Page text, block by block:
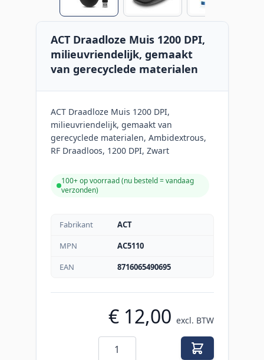
ACT Draadloze Muis 1200 DPI,
milieuvriendelijk, gemaakt
van gerecyclede materialen
ACT Draadloze Muis 1200 DPI,
milieuvriendelijk, gemaakt van
gerecyclede materialen, Ambidextrous,
RF Draadloos, 1200 DPI, Zwart
100+ op voorraad (nu besteld = vandaag
verzonden)
Fabrikant
ACT
MPN
AC5110
EAN
8716065490695
€ 12,00 excl. BTW
Aantal